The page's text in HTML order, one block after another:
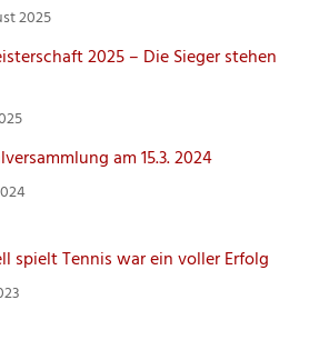
2025
2025 – Die Sieger stehen
am 15.3. 2024
spielt Tennis war ein voller Erfolg